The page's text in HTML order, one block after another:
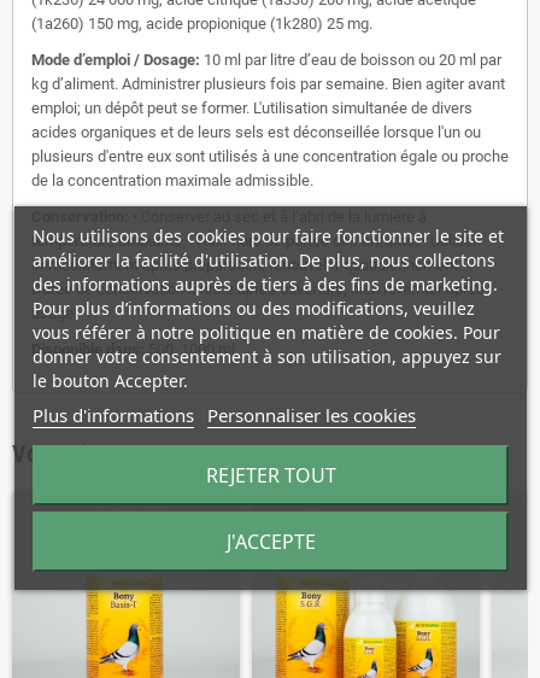
(1a260) 150 mg, acide propionique (1k280) 25 mg.
Mode d’emploi / Dosage: 10 ml par litre d’eau de boisson ou 20 ml par
kg d’aliment. Administrer plusieurs fois par semaine. Bien agiter avant
emploi; un dépôt peut se former. L'utilisation simultanée de divers
acides organiques et de leurs sels est déconseillée lorsque l'un ou
plusieurs d'entre eux sont utilisés à une concentration égale ou proche
de la concentration maximale admissible.
température ambiante.• Tenir hors de portée des enfants. • Utiliser
immédiatement après préparation, renouveler quotidiennement. •
Durée de conservation limitée après ouverture; bien refermer après
usage.
Disponible dans:500, 1000 ml.
Vous aimerez aussi
Nous utilisons des cookies pour faire fonctionner le site et
améliorer la facilité d'utilisation. De plus, nous collectons
des informations auprès de tiers à des fins de marketing.
Pour plus d’informations ou des modifications, veuillez
vous référer à notre politique en matière de cookies. Pour
donner votre consentement à son utilisation, appuyez sur
le bouton Accepter.
Plus d'informations Personnaliser les cookies
REJETER TOUT
J'ACCEPTE